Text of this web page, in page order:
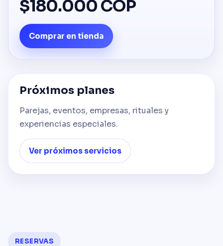
$180.000 COP
Comprar en tienda
Próximos planes
Parejas, eventos, empresas, rituales y
experiencias especiales.
Ver próximos servicios
RESERVAS